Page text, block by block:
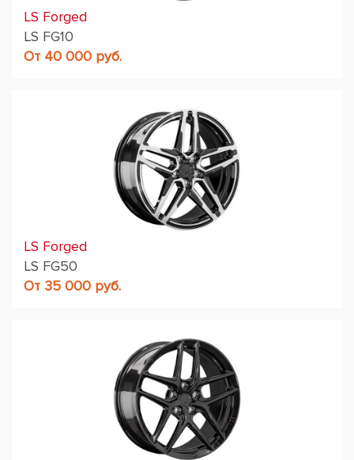
LS Forged
LS FG10
От 40 000 руб.
LS Forged
LS FG50
От 35 000 руб.